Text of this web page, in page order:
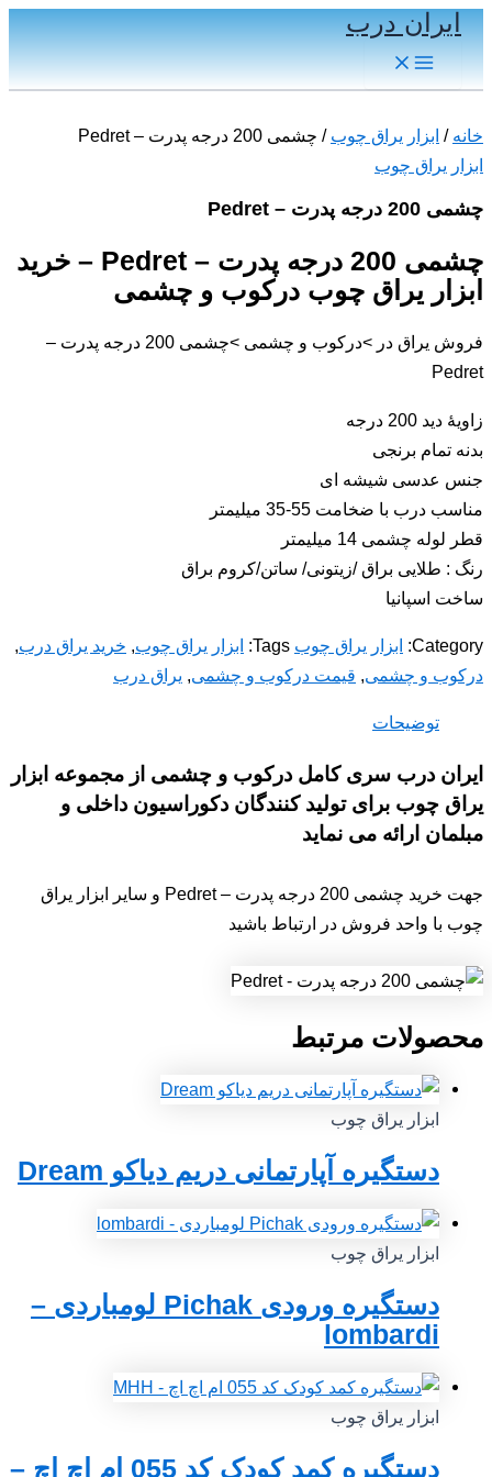
پرش
به
محتوا
ایران درب
Main
Menu
خانه / ابزار یراق چوب / چشمی 200 درجه پدرت – Pedret
ابزار یراق چوب
چشمی 200 درجه پدرت – Pedret
چشمی 200 درجه پدرت – Pedret – خرید
ابزار یراق چوب درکوب و چشمی
فروش یراق در >درکوب و چشمی >چشمی 200 درجه پدرت –
Pedret
زاویۀ دید 200 درجه
بدنه تمام برنجى
جنس عدسى شیشه اى
مناسب درب با ضخامت 55-35 میلیمتر
قطر لوله چشمی 14 میلیمتر
رنگ : طلایى براق /زیتونى/ ساتن/کروم براق
ساخت اسپانیا
Category: ابزار یراق چوب Tags: ابزار یراق چوب, خرید یراق درب,
درکوب و چشمی, قیمت درکوب و چشمی, یراق درب
توضیحات
ایران درب سری کامل درکوب و چشمی از مجموعه ابزار
یراق چوب برای تولید کنندگان دکوراسیون داخلی و
مبلمان ارائه می نماید
جهت خرید چشمی 200 درجه پدرت – Pedret و سایر ابزار یراق
چوب با واحد فروش در ارتباط باشید
محصولات مرتبط
ابزار یراق چوب
دستگیره آپارتمانی دریم دیاکو Dream
ابزار یراق چوب
دستگیره ورودی Pichak لومباردی –
lombardi
ابزار یراق چوب
دستگیره کمد کودک کد 055 ام اچ اچ –